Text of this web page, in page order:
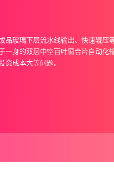
玻璃下层流水线输出、快速辊压
身的双层中空百叶窗合片自动化输
成本大等问题。